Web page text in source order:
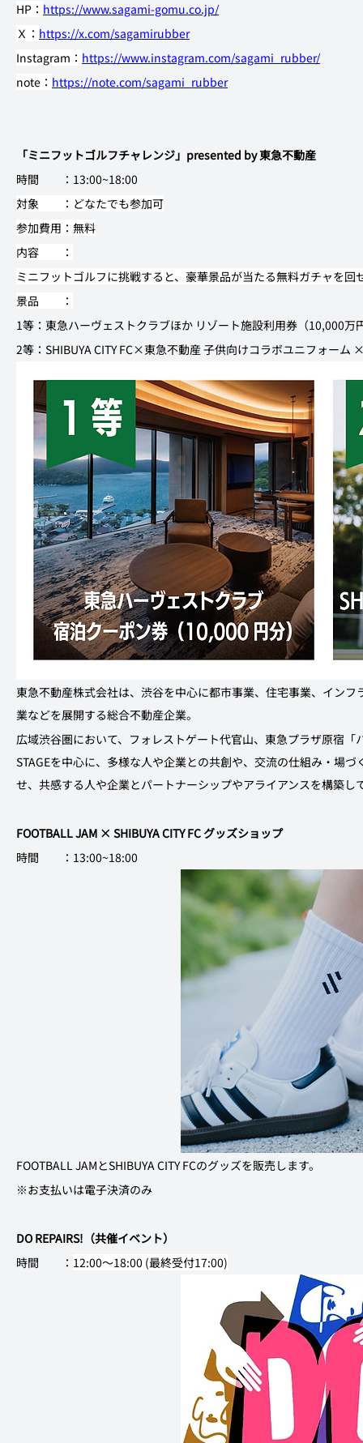
HP： https://www.sagami-gomu.co.jp/
Ｘ： https://x.com/sagamirubber
Instagram： https://www.instagram.com/sagami_rubber/
note： https://note.com/sagami_rubber
「ミニフットゴルフチャレンジ」presented by 東急不動産
時間　　：13:00~18:00
対象　　：どなたでも参加可
参加費用：無料
内容　　：
ミニフットゴルフに挑戦すると、豪華景品が当たる無料ガチャを回
景品　　：
1等：東急ハーヴェストクラブほか リゾート施設利用券（10,000
2等：SHIBUYA CITY FC×東急不動産 子供向けコラボユニフォーム
東急不動産株式会社は、渋谷を中心に都市事業、住宅事業、イン
業などを展開する総合不動産企業。
広域渋谷圏において、フォレストゲート代官山、東急プラザ原宿
STAGEを中心に、多様な人や企業との共創や、交流の仕組み・場
せ、共感する人や企業とパートナーシップやアライアンスを構築し
FOOTBALL JAM × SHIBUYA CITY FC グッズショップ
時間　　：13:00~18:00
FOOTBALL JAMとSHIBUYA CITY FCのグッズを販売します。
※お支払いは電子決済のみ
DO REPAIRS!（共催イベント）
時間　　： 12:00〜18:00 (最終受付17:00)